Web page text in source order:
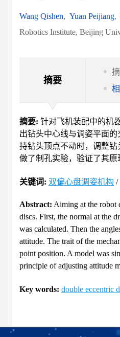
Wang Qishen, Yuan Peijiang,
Robotics Institute, Beijing
摘要
摘要: 针对飞机装配中的机
出钻头中心线与调姿平面
持钻头顶点不动时，调整
做了制孔实验，验证了其原
关键词: 双偏心盘调姿机构 /
Abstract: Aiming at the robot
discs. First, the normal at the
was calculated. Then the
attitude. The trait of the
point position. A model was
principle of adjusting attitude
Key words: double eccentric